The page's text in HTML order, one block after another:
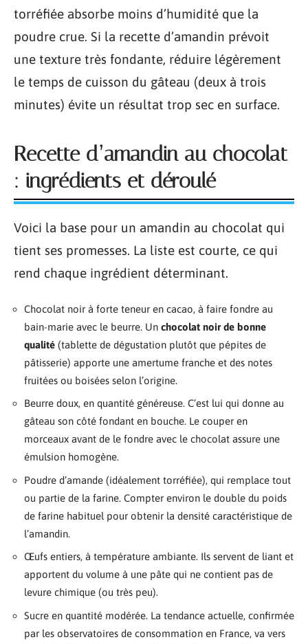
torréfiée absorbe moins d’humidité que la
poudre crue. Si la recette d’amandin prévoit
une texture très fondante, réduire légèrement
le temps de cuisson du gâteau (deux à trois
minutes) évite un résultat trop sec en surface.
Recette d’amandin au chocolat
: ingrédients et déroulé
Voici la base pour un amandin au chocolat qui
tient ses promesses. La liste est courte, ce qui
rend chaque ingrédient déterminant.
Chocolat noir à forte teneur en cacao, à faire fondre au
bain-marie avec le beurre. Un chocolat noir de bonne
qualité (tablette de dégustation plutôt que pépites de
pâtisserie) apporte une amertume franche et des notes
fruitées ou boisées selon l’origine.
Beurre doux, en quantité généreuse. C’est lui qui donne au
gâteau son côté fondant en bouche. Le couper en
morceaux avant de le fondre avec le chocolat assure une
émulsion homogène.
Poudre d’amande (idéalement torréfiée), qui remplace tout
ou partie de la farine. Compter environ le double du poids
de farine habituel pour obtenir la densité caractéristique de
l’amandin.
Œufs entiers, à température ambiante. Ils servent de liant et
apportent du volume à une pâte qui ne contient pas de
levure chimique (ou très peu).
Sucre en quantité modérée. La tendance actuelle, confirmée
par les observatoires de consommation en France, va vers